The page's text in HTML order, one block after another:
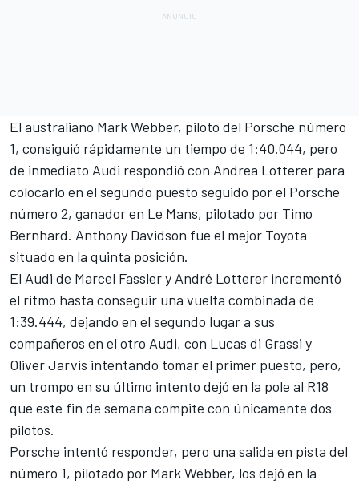
El australiano Mark Webber, piloto del Porsche número
1, consiguió rápidamente un tiempo de 1:40.044, pero
de inmediato Audi respondió con Andrea Lotterer para
colocarlo en el segundo puesto seguido por el Porsche
número 2, ganador en Le Mans, pilotado por Timo
Bernhard. Anthony Davidson fue el mejor Toyota
situado en la quinta posición.
El Audi de Marcel Fassler y André Lotterer incrementó
el ritmo hasta conseguir una vuelta combinada de
1:39.444, dejando en el segundo lugar a sus
compañeros en el otro Audi, con Lucas di Grassi y
Oliver Jarvis intentando tomar el primer puesto, pero,
un trompo en su último intento dejó en la pole al R18
que este fin de semana compite con únicamente dos
pilotos.
Porsche intentó responder, pero una salida en pista del
número 1, pilotado por Mark Webber, los dejó en la